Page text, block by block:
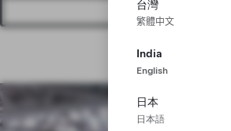
台灣
繁體中文
India
English
日本
日本語
Voir les offres d'emploi